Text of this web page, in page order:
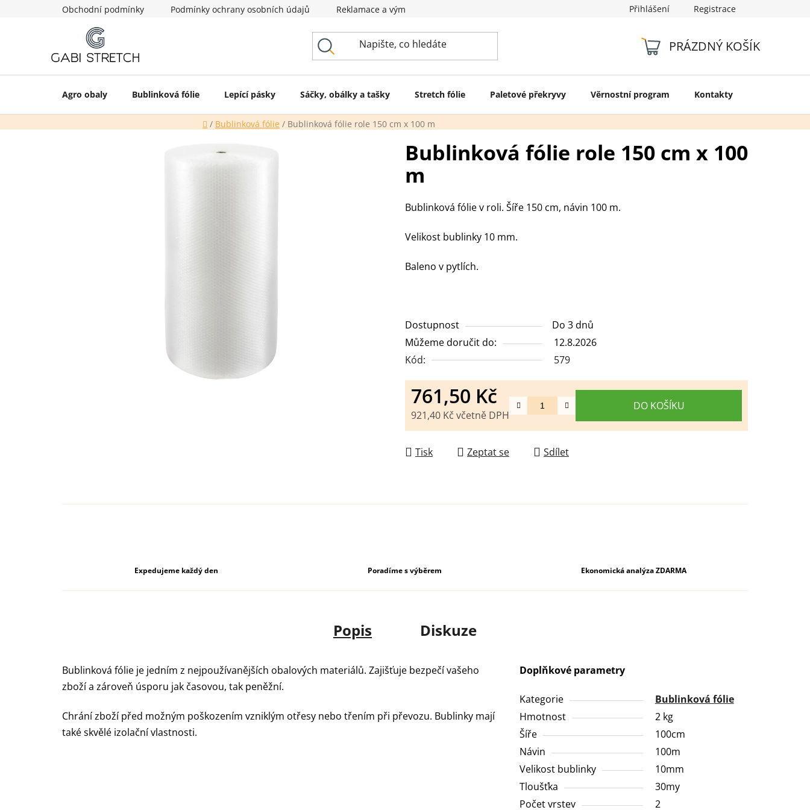
Obchodní podmínky Podmínky ochrany osobních údajů Reklamace a výměna zboží Přihlášení Registrace
NÁKUPNÍ
KOŠÍK
PRÁZDNÝ KOŠÍK
Agro obaly Bublinková fólie Lepící pásky Sáčky, obálky a tašky Stretch fólie Paletové překryvy Věrnostní program Kontakty
Domů
/ Bublinková fólie / Bublinková fólie role 150 cm x 100 m
Bublinková fólie role 150 cm x 100
m
Bublinková fólie v roli. Šíře 150 cm, návin 100 m.
Velikost bublinky 10 mm.
Baleno v pytlích.
Dostupnost
Do 3 dnů
Můžeme doručit do:
12.8.2026
Kód:
579
761,50 Kč
921,40 Kč včetně DPH
Měrná cena:
DO KOŠÍKU
Tisk Zeptat se Sdílet
Expedujeme každý den Poradíme s výběrem Ekonomická analýza ZDARMA
Popis Diskuze
Bublinková fólie je jedním z nejpoužívanějších obalových materiálů. Zajišťuje bezpečí vašeho
zboží a zároveň úsporu jak časovou, tak peněžní.
Chrání zboží před možným poškozením vzniklým otřesy nebo třením při převozu. Bublinky mají
také skvělé izolační vlastnosti.
Doplňkové parametry
Kategorie
Bublinková fólie
Hmotnost
2 kg
Šíře
100cm
Návin
100m
Velikost bublinky
10mm
Tloušťka
30my
Počet vrstev
2